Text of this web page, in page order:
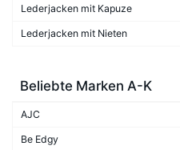
Lederjacken mit Kapuze
Lederjacken mit Nieten
Beliebte Marken A-K
AJC
Be Edgy